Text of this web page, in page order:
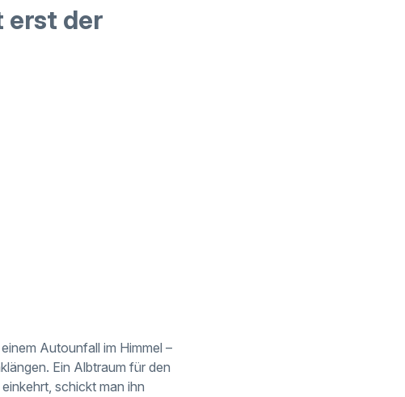
erst der
Autounfall im Himmel –
Ein Albtraum für den
schickt man ihn